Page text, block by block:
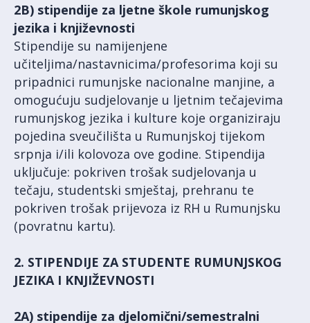
2B) stipendije za ljetne škole rumunjskog
jezika i književnosti
Stipendije su namijenjene
učiteljima/nastavnicima/profesorima koji su
pripadnici rumunjske nacionalne manjine, a
omogućuju sudjelovanje u ljetnim tečajevima
rumunjskog jezika i kulture koje organiziraju
pojedina sveučilišta u Rumunjskoj tijekom
srpnja i/ili kolovoza ove godine. Stipendija
uključuje: pokriven trošak sudjelovanja u
tečaju, studentski smještaj, prehranu te
pokriven trošak prijevoza iz RH u Rumunjsku
(povratnu kartu).
2. STIPENDIJE ZA STUDENTE RUMUNJSKOG
JEZIKA I KNJIŽEVNOSTI
2A) stipendije za djelomični/semestralni